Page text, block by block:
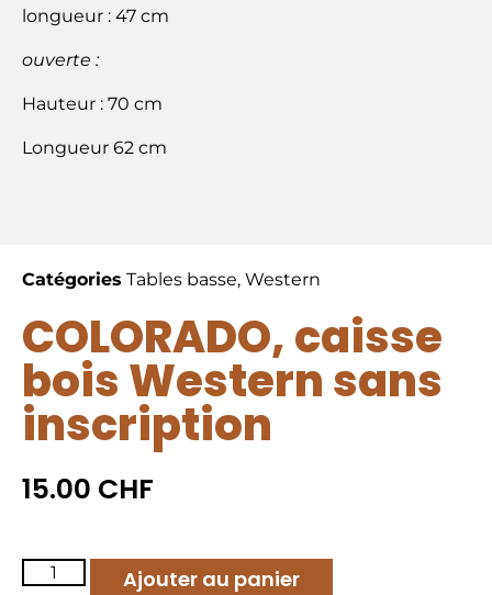
longueur : 47 cm
ouverte :
Hauteur : 70 cm
Longueur 62 cm
Catégories Tables basse, Western
COLORADO, caisse
bois Western sans
inscription
15.00 CHF
Ajouter au panier